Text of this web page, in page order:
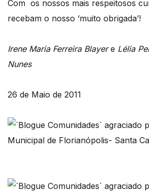
Com os nossos mais respeitosos
recebam o nosso ‘muito obrigada’!
Irene Maria Ferreira Blayere Lélia
Nunes
26 de Maio de 2011